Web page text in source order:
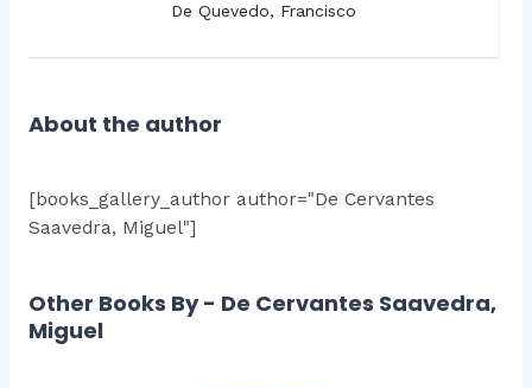
De Quevedo, Francisco
About the author
[books_gallery_author author="De Cervantes
Saavedra, Miguel"]
Other Books By - De Cervantes Saavedra,
Miguel